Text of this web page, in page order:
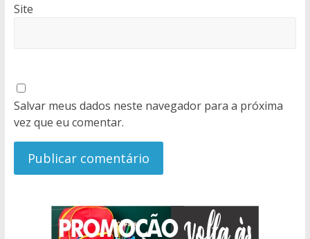
Site
Salvar meus dados neste navegador para a próxima
vez que eu comentar.